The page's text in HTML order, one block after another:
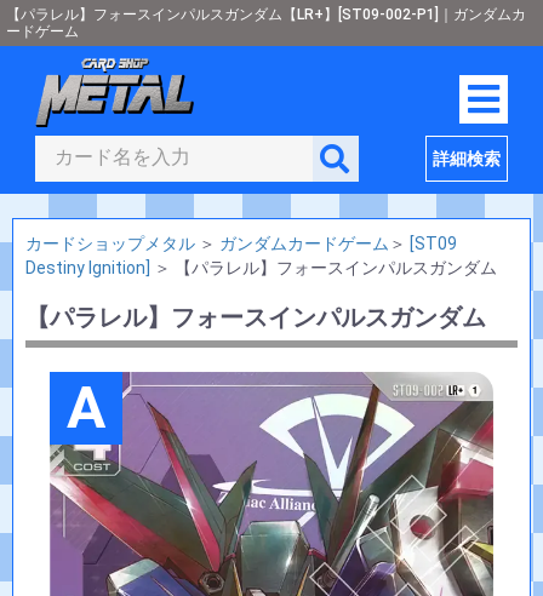
【パラレル】フォースインパルスガンダム【LR+】[ST09-002-P1]｜ガンダムカ
ードゲーム
詳細検索
カードショップメタル ＞ ガンダムカードゲーム ＞ [ST09
Destiny Ignition]
＞ 【パラレル】フォースインパルスガンダム
【パラレル】フォースインパルスガンダム
A